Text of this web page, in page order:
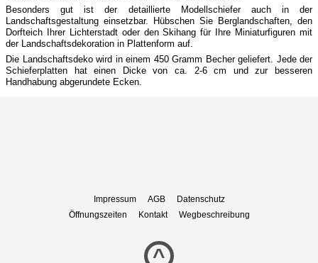
Besonders gut ist der detaillierte Modellschiefer auch in der
Landschaftsgestaltung einsetzbar. Hübschen Sie Berglandschaften, den
Dorfteich Ihrer Lichterstadt oder den Skihang für Ihre Miniaturfiguren mit
der Landschaftsdekoration in Plattenform auf.
Die Landschaftsdeko wird in einem 450 Gramm Becher geliefert. Jede der
Schieferplatten hat einen Dicke von ca. 2-6 cm und zur besseren
Handhabung abgerundete Ecken.
Impressum AGB
Datenschutz
Öffnungszeiten
Kontakt Wegbeschreibung
^